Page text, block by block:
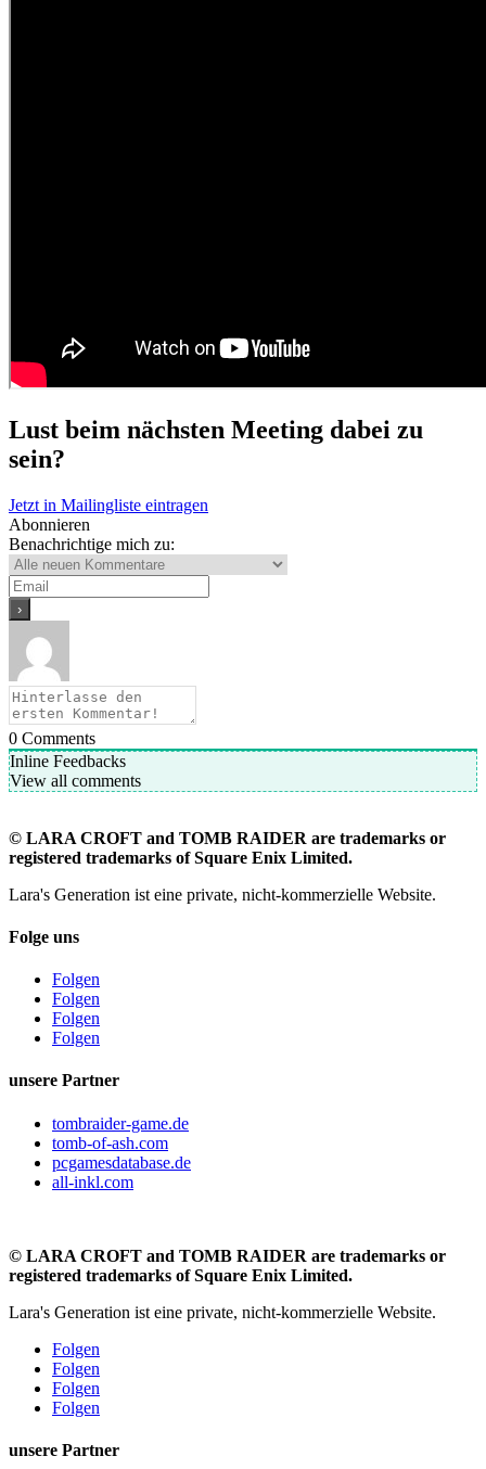
Lust beim nächsten Meeting dabei zu
sein?
Jetzt in Mailingliste eintragen
Abonnieren
Benachrichtige mich zu:
0 Comments
Inline Feedbacks
View all comments
© LARA CROFT and TOMB RAIDER are trademarks or
registered trademarks of Square Enix Limited.
Lara's Generation ist eine private, nicht-kommerzielle Website.
Folge uns
Folgen
Folgen
Folgen
Folgen
unsere Partner
tombraider-game.de
tomb-of-ash.com
pcgamesdatabase.de
all-inkl.com
© LARA CROFT and TOMB RAIDER are trademarks or
registered trademarks of Square Enix Limited.
Lara's Generation ist eine private, nicht-kommerzielle Website.
Folgen
Folgen
Folgen
Folgen
unsere Partner